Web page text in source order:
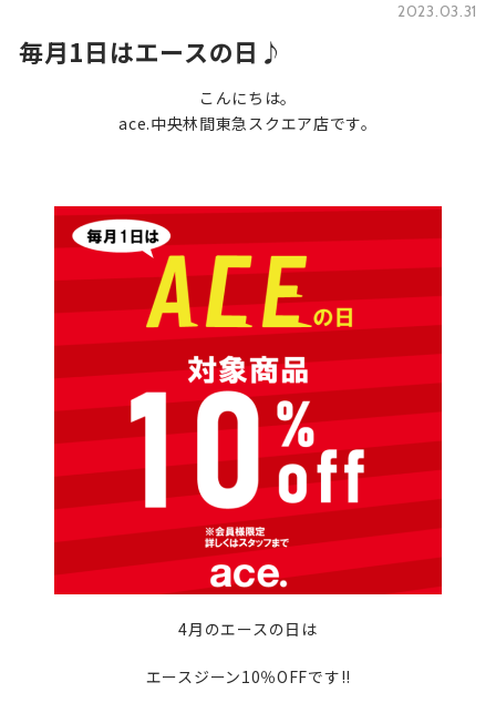
2023.03.31
毎月1日はエースの日♪
こんにちは。
ace.中央林間東急スクエア店です。
4月のエースの日は
エースジーン10％OFFです‼